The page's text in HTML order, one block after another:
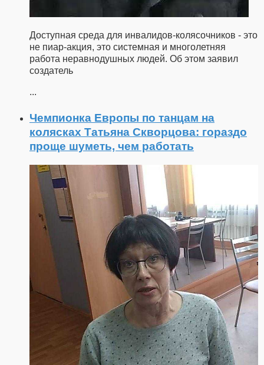
Доступная среда для инвалидов-колясочников - это
не пиар-акция, это системная и многолетняя
работа неравнодушных людей. Об этом заявил
создатель
...
Чемпионка Европы по танцам на
колясках Татьяна Скворцова: гораздо
проще шуметь, чем работать